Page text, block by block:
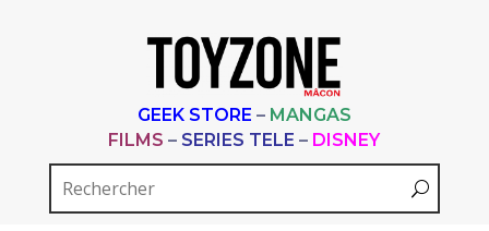
GEEK STORE – MANGAS
FILMS – SERIES TELE – DISNEY